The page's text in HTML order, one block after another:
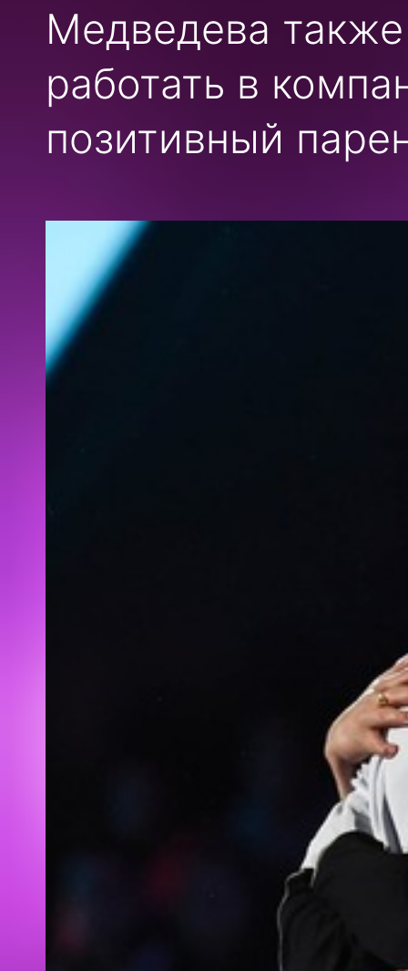
Медведева
работать в
позитивный